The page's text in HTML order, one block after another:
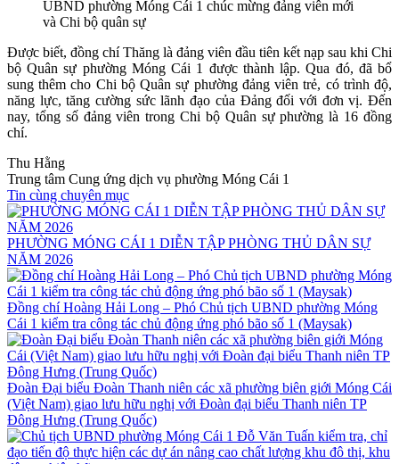
UBND phường Móng Cái 1 chúc mừng đảng viên mới
và Chi bộ quân sự
Được biết, đồng chí Thăng là đảng viên đầu tiên kết nạp sau khi Chi
bộ Quân sự phường Móng Cái 1 được thành lập. Qua đó, đã bổ
sung thêm cho Chi bộ Quân sự phường đảng viên trẻ, có trình độ,
năng lực, tăng cường sức lãnh đạo của Đảng đối với đơn vị. Đến
nay, tổng số đảng viên trong Chi bộ Quân sự phường là 16 đồng
chí.
Thu Hằng
Trung tâm Cung ứng dịch vụ phường Móng Cái 1
Tin cùng chuyên mục
PHƯỜNG MÓNG CÁI 1 DIỄN TẬP PHÒNG THỦ DÂN SỰ
NĂM 2026
Đồng chí Hoàng Hải Long – Phó Chủ tịch UBND phường Móng
Cái 1 kiểm tra công tác chủ động ứng phó bão số 1 (Maysak)
Đoàn Đại biểu Đoàn Thanh niên các xã phường biên giới Móng Cái
(Việt Nam) giao lưu hữu nghị với Đoàn đại biểu Thanh niên TP
Đông Hưng (Trung Quốc)